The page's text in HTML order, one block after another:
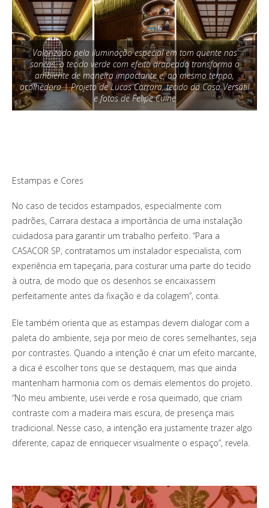
Valorizado pela iluminação especial em tom quente nas
sancas, o tecido verde com efeito drapeado transforma o
ambiente de maneira impactante e, ao mesmo tempo,
acolhedora | Projeto de Lucas Carrara, tecido da Casa Versátil
e fotos de Felipe Cuine
Estampas e Cores
No caso de tecidos estampados, especialmente com
padrões, Carrara destaca a importância de uma instalação
cuidadosa para garantir um trabalho perfeito. “Para a
CASACOR SP, contratamos um instalador especialista, com
experiência em tapeçaria, para costurar uma parte do tecido
à outra, de modo que os desenhos se encaixassem
perfeitamente antes da fixação e da colagem”, conta.
Ele também orienta que as estampas devem dialogar com a
paleta do ambiente, seja por meio de cores semelhantes, seja
por contrastes. Quando a intenção é criar um efeito marcante,
a dica é escolher tons que se destaquem, mas que ainda
mantenham harmonia com os demais elementos do projeto.
“No meu ambiente, usei verde e rosa queimado, que criam
contraste com a madeira mais escura, de presença mais
tradicional. Nesse caso, a intenção era justamente trazer algo
diferente, capaz de enriquecer visualmente o espaço”, revela.